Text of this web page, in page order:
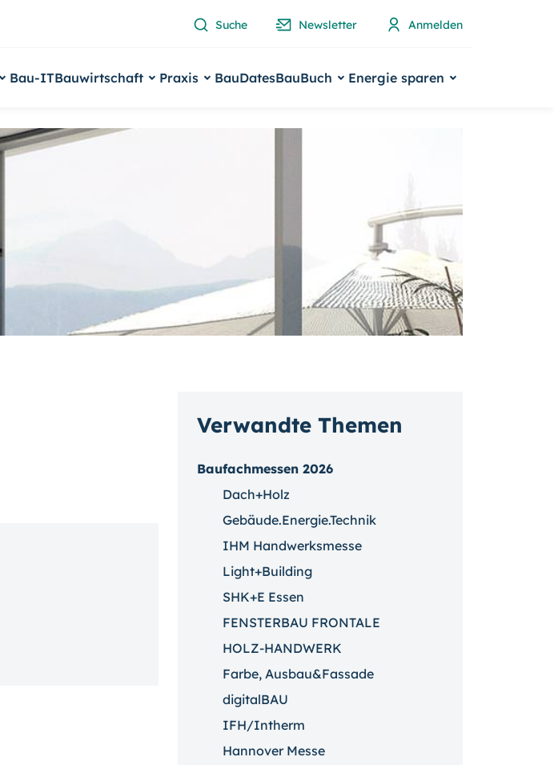
Suche Newsletter Anmelden
Bau-ITBauwirtschaft Praxis BauDatesBauBuch Energie sparen
Verwandte Themen
Baufachmessen 2026
Dach+Holz
Gebäude.Energie.Technik
IHM Handwerksmesse
Light+Building
SHK+E Essen
FENSTERBAU FRONTALE
HOLZ-HANDWERK
Farbe, Ausbau&Fassade
digitalBAU
IFH/Intherm
Hannover Messe